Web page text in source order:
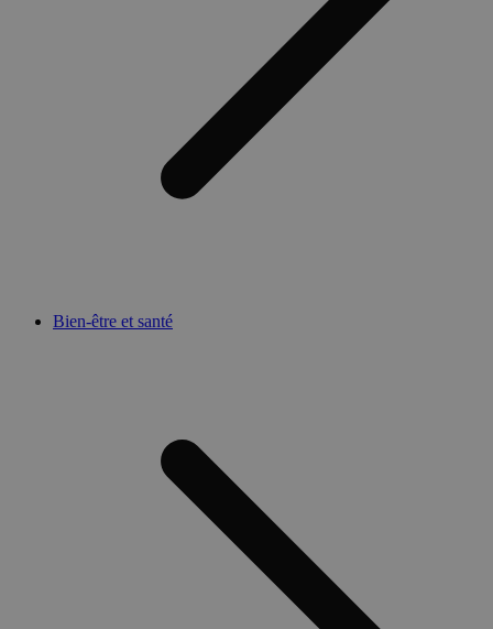
Bien-être et santé